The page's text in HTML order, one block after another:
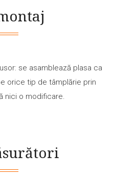
se asamblează plasa ca
orice tip de tâmplărie prin
nici o modificare.